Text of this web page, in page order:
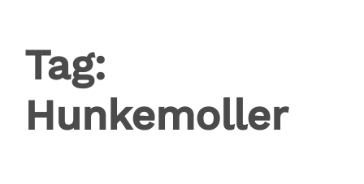
Tag:
Hunkemoller